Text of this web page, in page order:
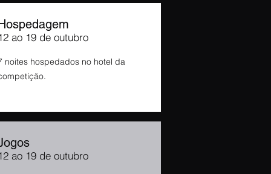
ao 19 de outubro
noites hospedados no hotel da
ao 19 de outubro